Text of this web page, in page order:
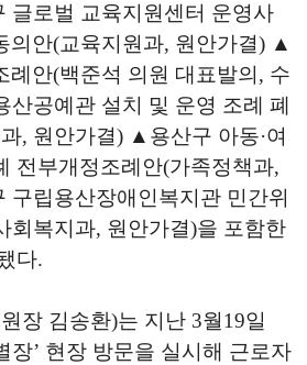
로벌 교육지원센터 운영사
의안(교육지원과, 원안가결) ▲
례안(백준석 의원 대표발의, 수
공예관 설치 및 운영 조례 폐
, 원안가결) ▲용산구 아동·여
전부개정조례안(가족정책과,
립용산장애인복지관 민간위
회복지과, 원안가결)을 포함한
다.
장 김송환)는 지난 3월19일
장’ 현장 방문을 실시해 근로자